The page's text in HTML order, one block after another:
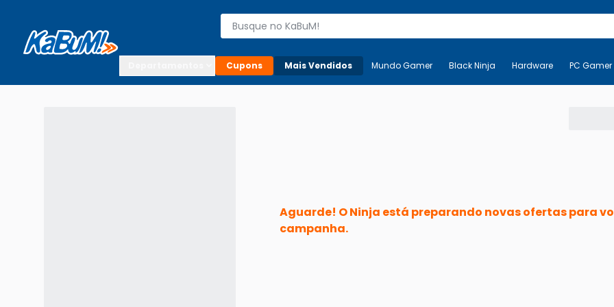
Buscar produtos
Cupons Mais Vendidos Mais-v- Mundo Gamer Black Ninja Hardware
Mundo Gamer Black Ninja Hardware PC Gamer
Aguarde! O Ninja está preparando novas ofertas para
campanha.